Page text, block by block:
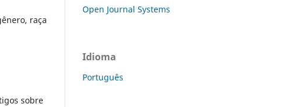
raça
sobre
Open Journal Systems
Idioma
Português